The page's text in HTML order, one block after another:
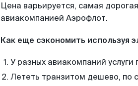
Цена варьируется, самая
авиакомпанией Аэрофлот.
Как еще сэкономить используя
У разных авиакомпаний
Лететь транзитом дешево, по